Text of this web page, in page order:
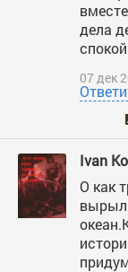
дела
07 дек
Ivan
О как